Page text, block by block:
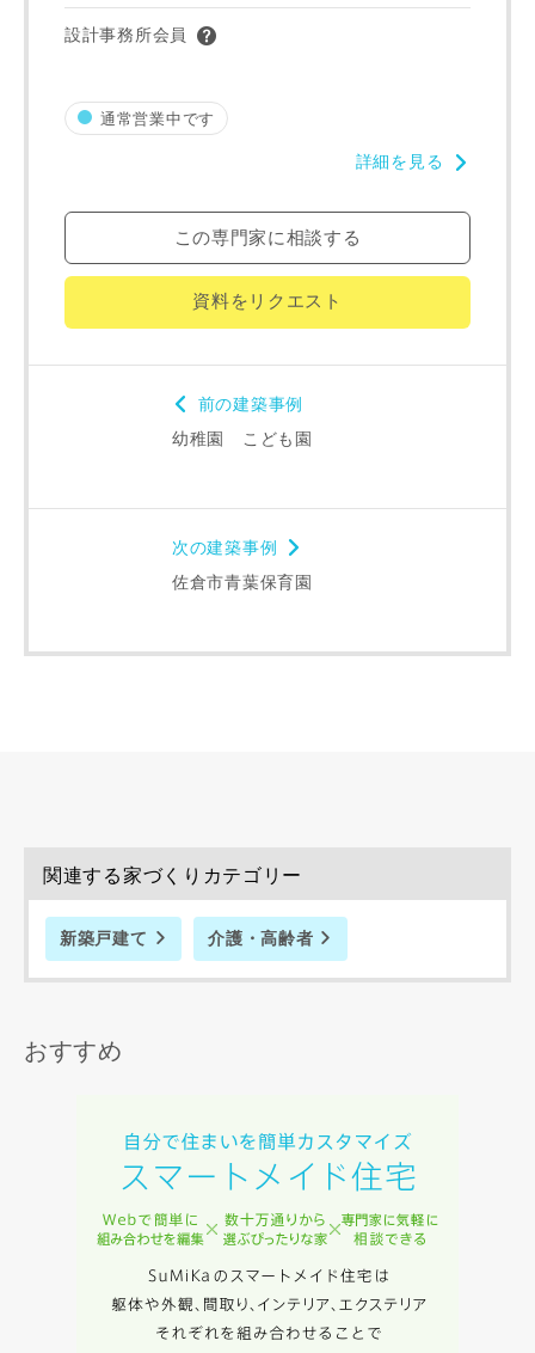
設計事務所会員
通常営業中です
詳細を見る
この専門家に相談する
資料をリクエスト
前の建築事例
幼稚園 こども園
次の建築事例
佐倉市青葉保育園
関連する家づくりカテゴリー
新築戸建て 介護・高齢者
おすすめ
町名
番地、建物名
建築予定地
資料請求にあたっての注意事項
た情報を利用します。
当社はお客様からいただいた個人情報を，お客様が指定され
当社は、本サービス又は利用契約に関し，お客様に発生した
損害について、債務不履行責任、不法行為責任、その他の法
律上の請求原因の如何を問わず賠償の責任を負わないものと
します。
当社は、お客様が本サービスを利用することにより第三者と
の間で生じた紛争等について一切責任を負わないものとしま
専門家の都合により、資料の送付が遅くなったり、送付でき